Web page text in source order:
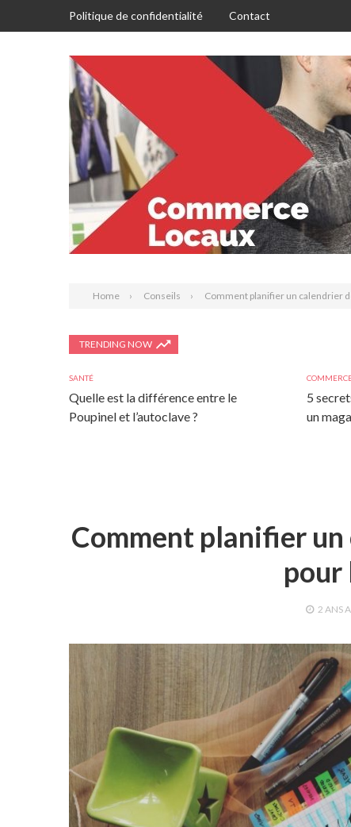
Politique de confidentialité Contact
Home Conseils Comment planifier un calendrier
TRENDING NOW
SANTÉ
Quelle est la différence entre le
Poupinel et l’autoclave ?
5
un
Comment planifier
pour
2 ANS